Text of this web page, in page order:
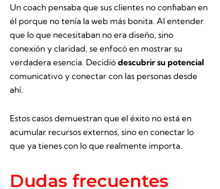
Un coach pensaba que sus clientes no confiaban en
él porque no tenía la web más bonita. Al entender
que lo que necesitaban no era diseño, sino
conexión y claridad, se enfocó en mostrar su
verdadera esencia. Decidiódescubrir su potencial
comunicativo y conectar con las personas desde
ahí.
Estos casos demuestran que el éxito no está en
acumular recursos externos, sino en conectar lo
que ya tienes con lo que realmente importa.
Dudas frecuentes